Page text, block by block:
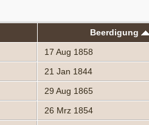
Beerdigung
17 Aug 1858
21 Jan 1844
29 Aug 1865
26 Mrz 1854